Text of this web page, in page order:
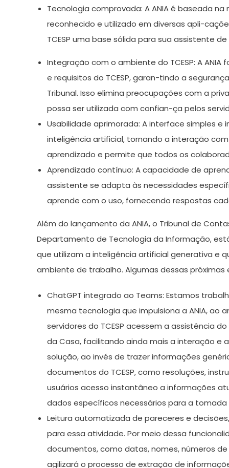
Tecnologia comprovada: A ANIA é baseada
reconhecido e utilizado em diversas apli-
TCESP uma base sólida para sua assistente
Integração com o ambiente do TCESP: A
e requisitos do TCESP, garan-tindo a
Tribunal. Isso elimina preocupações com a
possa ser utilizada com confian-ça pelos
Usabilidade aprimorada: A interface simples e
inteligência artificial, tornando a interação
aprendizado e permite que todos os
Aprendizado contínuo: A capacidade de
assistente se adapta às necessidades
aprende com o uso, fornecendo respostas
Além do lançamento da ANIA, o Tribunal de
Departamento de Tecnologia da Informação,
que utilizam a inteligência artificial generativa e
ambiente de trabalho. Algumas dessas próximas
ChatGPT integrado ao Teams: Estamos
mesma tecnologia que impulsiona a ANIA, ao
servidores do TCESP acessem a assistência
da Casa, facilitando ainda mais a interação e
solução, ao invés de trazer informações
documentos do TCESP, como resoluções,
usuários acesso instantâneo a informações
dados específicos necessários para a
Leitura automatizada de pareceres e
para essa atividade. Por meio dessa
documentos, como datas, nomes, números
agilizará o processo de extração de